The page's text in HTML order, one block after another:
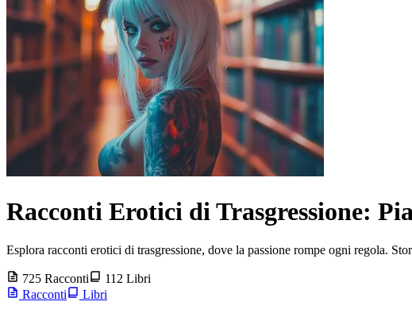
Racconti Erotici di Trasgressione:
Esplora racconti erotici di trasgressione, dove la passione rompe ogni regola.
725 Racconti
112 Libri
Racconti
Libri